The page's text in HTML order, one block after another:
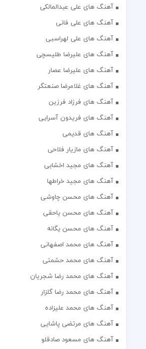
آهنگ های علی عبدالمالکی
آهنگ های علی فانی
آهنگ های علی لهراسبی
آهنگ های علیرضا طلیسچی
آهنگ های علیرضا عصار
آهنگ های غلامرضا صنعتگر
آهنگ های فرزاد فرزین
آهنگ های فریدون آسرایی
آهنگ های قدیمی
آهنگ های مازیار فلاحی
آهنگ های مجید اخشابی
آهنگ های مجید خراطها
آهنگ های محسن چاوشی
آهنگ های محسن یاحقی
آهنگ های محسن یگانه
آهنگ های محمد اصفهانی
آهنگ های محمد حشمتی
آهنگ های محمد رضا شجریان
آهنگ های محمد رضا گلزار
آهنگ های محمد علیزاده
آهنگ های مرتضی پاشایی
آهنگ های مسعود صادقلو